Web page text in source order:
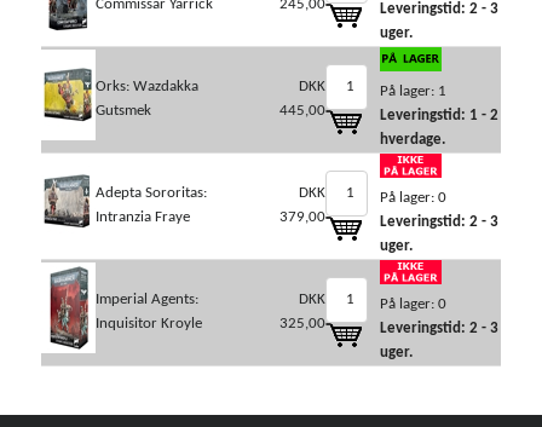
Commissar Yarrick
245,00
Leveringstid: 2 - 3
uger.
Orks: Wazdakka
Gutsmek
DKK
445,00
På lager: 1
Leveringstid: 1 - 2
hverdage.
Adepta Sororitas:
Intranzia Fraye
DKK
379,00
På lager: 0
Leveringstid: 2 - 3
uger.
Imperial Agents:
Inquisitor Kroyle
DKK
325,00
På lager: 0
Leveringstid: 2 - 3
uger.